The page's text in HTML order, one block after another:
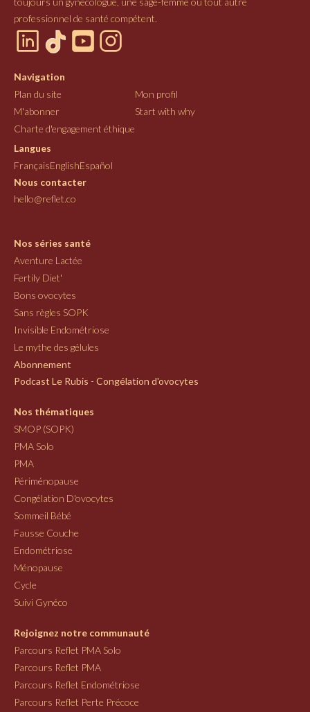
professionnel de santé compétent.
Navigation
Plan du site
Mon profil
M'abonner
Start with why
Charte d'engagement éthique
Langues
FrançaisEnglishEspañol
Nous contacter
hello@reflet.co
Nos séries santé
Aventure Lactée
Fertily Diet'
Bons ovocytes
Sans règles SOPK
Invisible Endométriose
Le mythe des gélules
Abonnement
Podcast Le Rubis - Congélation d'ovocytes
Nos thématiques
SMOP (SOPK)
PMA Solo
PMA
Périménopause
Congélation D'ovocytes
Sommeil Bébé
Fausse Couche
Endométriose
Ménopause
Cycle
Suivi Gynéco
Rejoignez notre communauté
Parcours Reflet PMA Solo
Parcours Reflet PMA
Parcours Reflet Endométriose
Parcours Reflet Perte Précoce